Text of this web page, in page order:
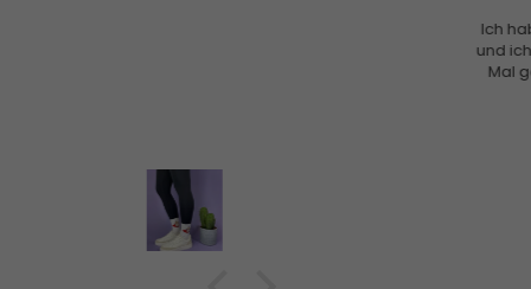
Ich habe letzte Weihnachten einen Pullover von euch gekauft
und ich bin wirklich begeistert! Ich habe ihn bestimmt schon 50
Mal gewaschen und er ist noch so gut wie am ersten Tag 🥇